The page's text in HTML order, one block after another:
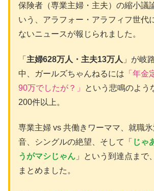
保険者（専業主婦・主夫）の縮小議
いう、アラフォー・アラフィフ世代
ないニュースが報じられました。
「 主婦628万人・主夫13万人 」が岐
中、ガールズちゃんねるには 「年金
90万でしたが？」
という悲鳴のよう
200件以上。
専業主婦 vs 共働きワーママ、就職
音、シングルの絶望、そして「 じゃ
うがマシじゃん 」という到達点まで
まとめました。